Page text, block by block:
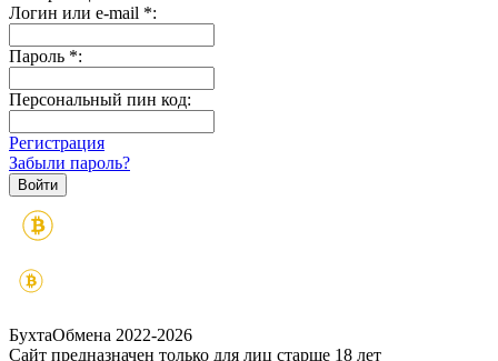
Логин или e-mail *:
Пароль *:
Персональный пин код:
Регистрация
Забыли пароль?
БухтаОбмена 2022-2026
Сайт предназначен только для лиц старше 18 лет